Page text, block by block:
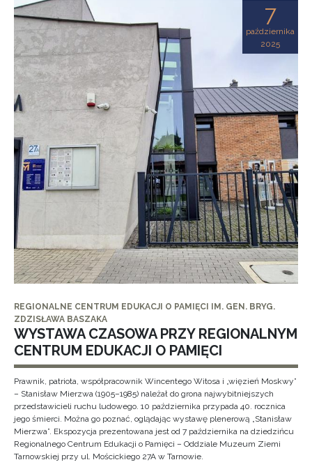
7
października
2025
REGIONALNE CENTRUM EDUKACJI O PAMIĘCI IM. GEN. BRYG.
ZDZISŁAWA BASZAKA
WYSTAWA CZASOWA PRZY REGIONALNYM
CENTRUM EDUKACJI O PAMIĘCI
Prawnik, patriota, współpracownik Wincentego Witosa i „więzień Moskwy”
– Stanisław Mierzwa (1905–1985) należał do grona najwybitniejszych
przedstawicieli ruchu ludowego. 10 października przypada 40. rocznica
jego śmierci. Można go poznać, oglądając wystawę plenerową „Stanisław
Mierzwa”. Ekspozycja prezentowana jest od 7 października na dziedzińcu
Regionalnego Centrum Edukacji o Pamięci – Oddziale Muzeum Ziemi
Tarnowskiej przy ul. Mościckiego 27A w Tarnowie.